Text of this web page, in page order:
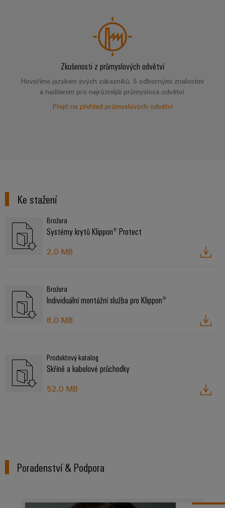
Zkušenosti z průmyslových odvětví
Hovoříme jazykem svých zákazníků. S odbornými znalostmi
a nadšením pro nejrůznější průmyslová odvětví.
Přejít na přehled průmyslových odvětví
Ke stažení
Brožura
Systémy krytů Klippon® Protect
2,0 MB
Brožura
Individuální montážní služba pro Klippon®
8,0 MB
Produktový katalog
Skříně a kabelové průchodky
52,0 MB
Poradenství & Podpora